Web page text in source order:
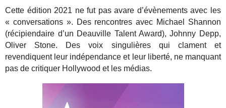
Cette édition 2021 ne fut pas avare d’évènements avec les
« conversations ». Des rencontres avec Michael Shannon
(récipiendaire d’un Deauville Talent Award), Johnny Depp,
Oliver Stone. Des voix singulières qui clament et
revendiquent leur indépendance et leur liberté, ne manquant
pas de critiquer Hollywood et les médias.